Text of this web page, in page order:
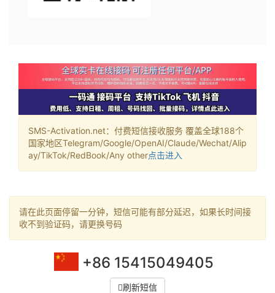
SMS-Activation.net：付费短信接收服务 覆盖全球188个
国家地区Telegram/Google/OpenAI/Claude/Wechat/Alip
ay/TikTok/RedBook/Any other点击进入
请在此页面停留一分钟，短信可能有部分延迟，如果长时间接
收不到验证码，请更换号码
+86 15415049405
刷新短信